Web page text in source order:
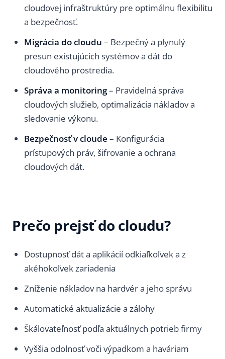
cloudovej infraštruktúry pre optimálnu flexibilitu
a bezpečnosť.
Migrácia do cloudu – Bezpečný a plynulý
presun existujúcich systémov a dát do
cloudového prostredia.
Správa a monitoring– Pravidelná správa
cloudových služieb, optimalizácia nákladov a
sledovanie výkonu.
Bezpečnosť v cloude – Konfigurácia
prístupových práv, šifrovanie a ochrana
cloudových dát.
Prečo prejsť do cloudu?
Dostupnosť dát a aplikácií odkiaľkoľvek a z
akéhokoľvek zariadenia
Zníženie nákladov na hardvér a jeho správu
Automatické aktualizácie a zálohy
Škálovateľnosť podľa aktuálnych potrieb firmy
Vyššia odolnosť voči výpadkom a haváriam